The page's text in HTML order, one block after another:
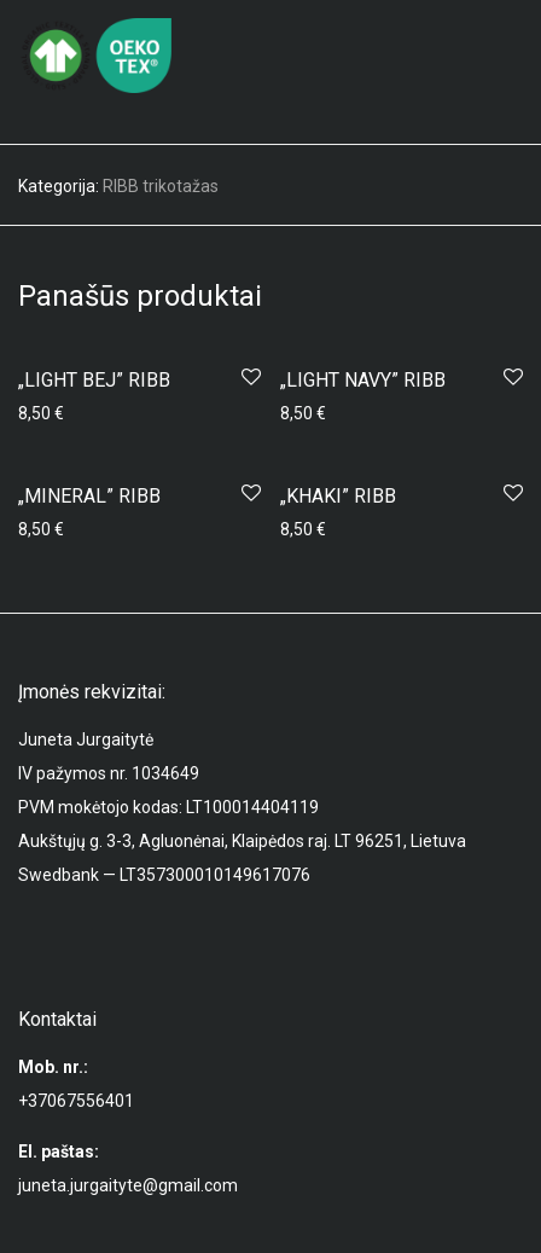
Kategorija: RIBB trikotažas
Panašūs produktai
„LIGHT BEJ” RIBB
8,50 €
„LIGHT NAVY” RIBB
8,50 €
„MINERAL” RIBB
8,50 €
„KHAKI” RIBB
8,50 €
Įmonės rekvizitai:
Juneta Jurgaitytė
IV pažymos nr. 1034649
PVM mokėtojo kodas: LT100014404119
Aukštųjų g. 3-3, Agluonėnai, Klaipėdos raj. LT 96251, Lietuva
Swedbank — LT357300010149617076
Kontaktai
Mob. nr.:
+37067556401
El. paštas:
juneta.jurgaityte@gmail.com